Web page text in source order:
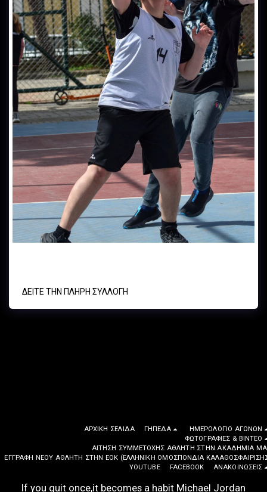
ΔΕΊΤΕ ΤΗΝ ΠΛΉΡΗ ΣΥΛΛΟΓΉ
If you quit once,it becomes a habit Michael Jordan
ΑΡΧΙΚΉ ΣΕΛΊΔΑ ΓΉΠΕΔΑ
ΗΜΕΡΟΛΌΓΙΟ ΑΓΏΝΩΝ
ΦΩΤΟΓΡΑΦΙΕΣ & ΒΙΝΤΕΟ
ΑΊΤΗΣΗ ΣΥΜΜΕΤΟΧΉΣ ΑΘΛΗΤΉ ΣΤΗΝ ΑΚΑΔΗΜΊΑ
EΓΓΡΑΦΉ ΝΈΟΥ ΑΘΛΗΤΉ ΣΤΗΝ ΕΟΚ (ΕΛΛΗΝΙΚΉ ΟΜΟΣΠΟΝΔΊΑ
YOUTUBE
FACEBOOK ΑΝΑΚΟΙΝΩΣΕΙΣ